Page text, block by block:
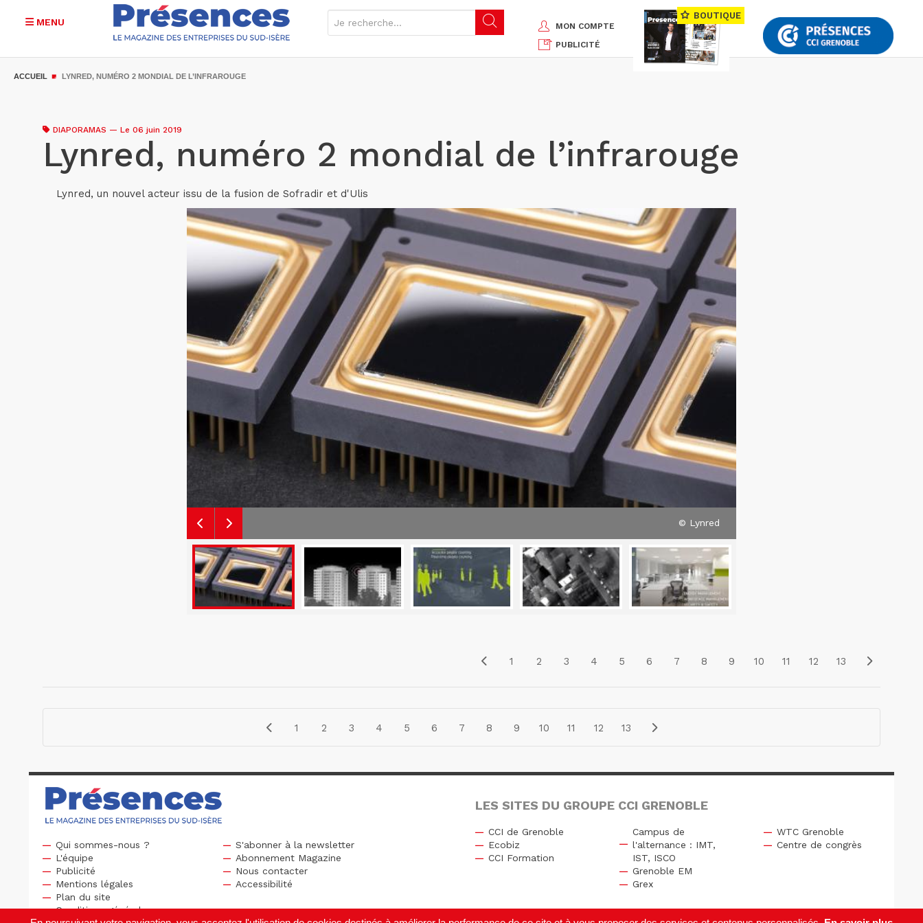
MENU
MON COMPTE
PUBLICITÉ
BOUTIQUE
ACCUEIL LYNRED, NUMÉRO 2 MONDIAL DE L’INFRAROUGE
DIAPORAMAS — Le 06 juin 2019
Lynred, numéro 2 mondial de l’infrarouge
Lynred, un nouvel acteur issu de la fusion de Sofradir et d'Ulis
© Lynred
1 2 3 4 5 6 7 8 9 10 11 12 13
1 2 3 4 5 6 7 8 9 10 11 12 13
Qui sommes-nous ?
L'équipe
Publicité
S'abonner à la newsletter
Abonnement Magazine
Nous contacter
Mentions légales
Plan du site
Conditions générales
Accessibilité
LES SITES DU GROUPE CCI GRENOBLE
CCI de Grenoble
Ecobiz
CCI Formation
Campus de
l'alternance : IMT,
IST, ISCO
Grenoble EM
Grex
WTC Grenoble
Centre de congrès